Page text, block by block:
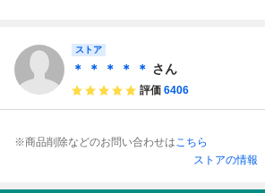
ストア
＊ ＊ ＊ ＊ ＊ さん
評価 6406
※商品削除などのお問い合わせはこちら
ストアの情報